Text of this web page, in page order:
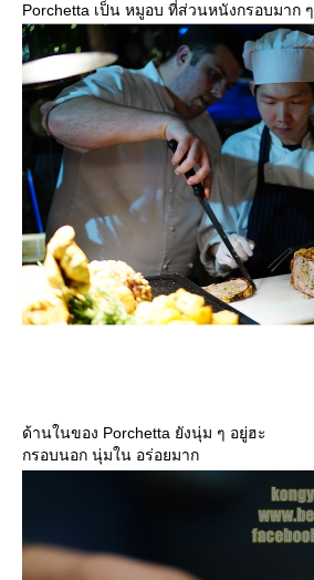
Porchetta เป็น หมูอบ ที่ส่วนหนังกรอบมาก ๆ
ด้านในของ Porchetta ยังนุ่ม ๆ อยู่ฮะ
กรอบนอก นุ่มใน อร่อยมาก